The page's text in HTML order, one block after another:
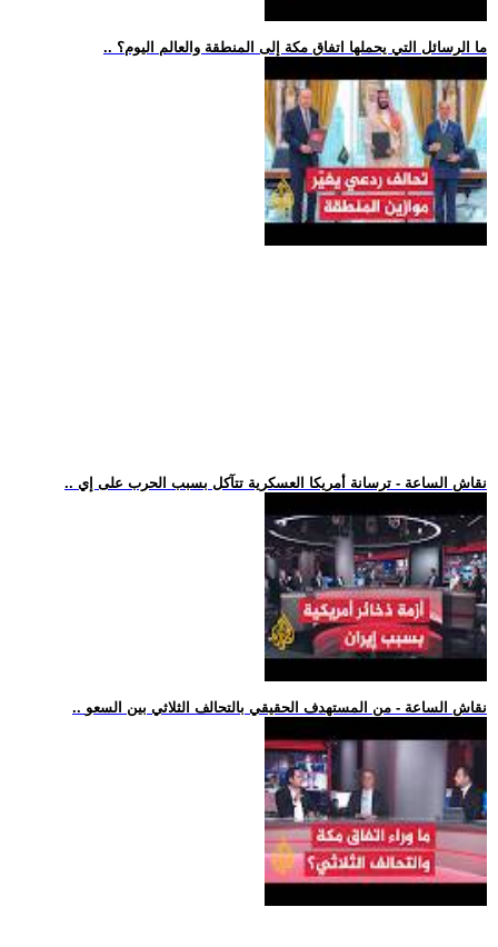
.. ما الرسائل التي يحملها اتفاق مكة إلى المنطقة والعالم اليوم؟
.. نقاش الساعة - ترسانة أمريكا العسكرية تتآكل بسبب الحرب على إي
.. نقاش الساعة - من المستهدف الحقيقي بالتحالف الثلاثي بين السعو